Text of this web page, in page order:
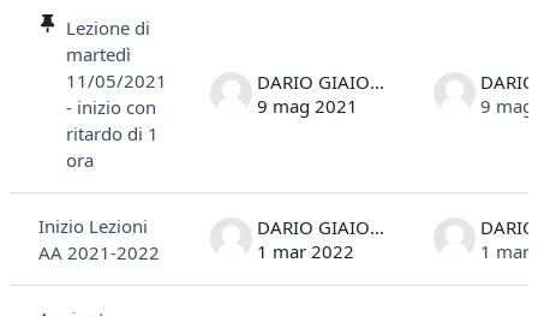
Lezione di
martedì
11/05/2021
- inizio con
ritardo di 1
ora
DARIO GIAIOTTI
9 mag 2021
9
Inizio Lezioni
AA 2021-2022
DARIO GIAIOTTI
1 mar 2022
1 mar